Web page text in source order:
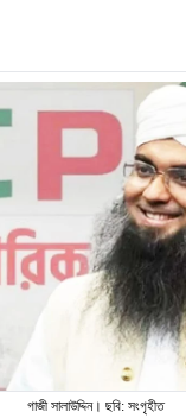
গাজী সালাউদ্দিন। ছবি: সংগৃহীত